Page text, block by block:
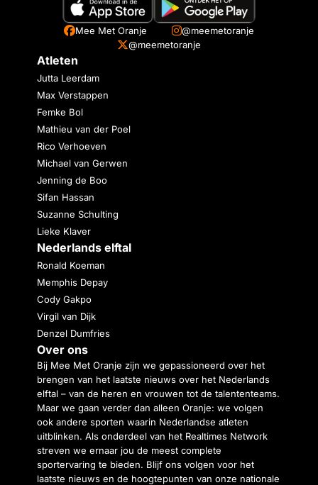
Mee Met Oranje
@meemetoranje
@meemetoranje
Atleten
Jutta Leerdam
Max Verstappen
Femke Bol
Mathieu van der Poel
Rico Verhoeven
Michael van Gerwen
Jenning de Boo
Sifan Hassan
Suzanne Schulting
Lieke Klaver
Nederlands elftal
Ronald Koeman
Memphis Depay
Cody Gakpo
Virgil van Dijk
Denzel Dumfries
Over ons
Bij Mee Met Oranje zijn we gepassioneerd over het
brengen van het laatste nieuws over het Nederlands
elftal – van de heren en vrouwen tot de talententeams.
Maar we gaan verder dan alleen Oranje: we volgen
ook andere sporten waarin Nederlandse atleten
uitblinken. Als onderdeel van het Realtimes Network
streven we ernaar jou de meest complete
sportervaring te bieden. Blijf ons volgen voor het
laatste nieuws en de hoogtepunten van onze nationale